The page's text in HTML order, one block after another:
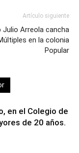
Artículo siguiente
Julio Arreola cancha
en la colonia
Popular
en el Colegio de
de 20 años.